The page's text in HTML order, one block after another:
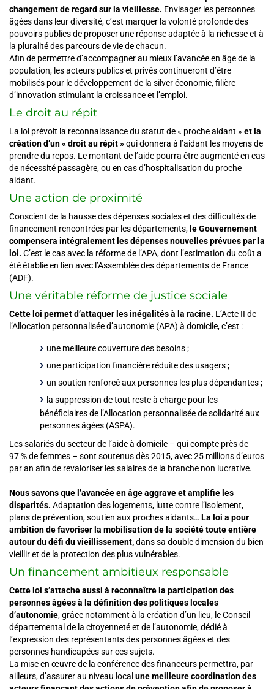
changement de regard sur la vieillesse. Envisager les personnes
âgées dans leur diversité, c’est marquer la volonté profonde des
pouvoirs publics de proposer une réponse adaptée à la richesse et à
la pluralité des parcours de vie de chacun.
Afin de permettre d’accompagner au mieux l’avancée en âge de la
population, les acteurs publics et privés continueront d’être
mobilisés pour le développement de la silver économie, filière
d’innovation stimulant la croissance et l’emploi.
Le droit au répit
La loi prévoit la reconnaissance du statut de « proche aidant » et la
création d’un « droit au répit »qui donnera à l’aidant les moyens de
prendre du repos. Le montant de l’aide pourra être augmenté en cas
de nécessité passagère, ou en cas d’hospitalisation du proche
aidant.
Une action de proximité
Conscient de la hausse des dépenses sociales et des difficultés de
financement rencontrées par les départements, le Gouvernement
compensera intégralement les dépenses nouvelles prévues par la
loi. C’est le cas avec la réforme de l’APA, dont l’estimation du coût a
été établie en lien avec l’Assemblée des départements de France
(ADF).
Une véritable réforme de justice sociale
Cette loi permet d’attaquer les inégalités à la racine. L’Acte II de
l’Allocation personnalisée d’autonomie (APA) à domicile, c’est :
une meilleure couverture des besoins ;
une participation financière réduite des usagers ;
un soutien renforcé aux personnes les plus dépendantes ;
la suppression de tout reste à charge pour les
bénéficiaires de l’Allocation personnalisée de solidarité aux
personnes âgées (ASPA).
Les salariés du secteur de l’aide à domicile – qui compte près de
97 % de femmes – sont soutenus dès 2015, avec 25 millions d’euros
par an afin de revaloriser les salaires de la branche non lucrative.
Nous savons que l’avancée en âge aggrave et amplifie les
disparités. Adaptation des logements, lutte contre l’isolement,
plans de prévention, soutien aux proches aidants… La loi a pour
ambition de favoriser la mobilisation de la société toute entière
autour du défi du vieillissement,dans sa double dimension du bien
vieillir et de la protection des plus vulnérables.
Un financement ambitieux responsable
Cette loi s’attache aussi à reconnaître la participation des
personnes âgées à la définition des politiques locales
d’autonomie, grâce notamment à la création d’un lieu, le Conseil
départemental de la citoyenneté et de l’autonomie, dédié à
l’expression des représentants des personnes âgées et des
personnes handicapées sur ces sujets.
La mise en œuvre de la conférence des financeurs permettra, par
ailleurs, d’assurer au niveau local une meilleure coordination des